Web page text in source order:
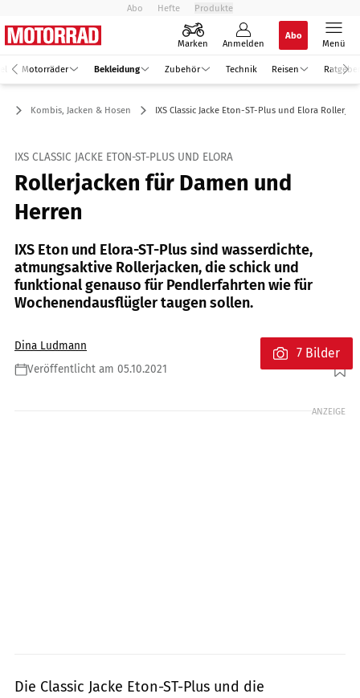
Abo Hefte Produkte
Marken Anmelden
Abo
Menü
Motorräder Bekleidung Zubehör Technik Reisen Ratgeber
Kombis, Jacken & Hosen IXS Classic Jacke Eton-ST-Plus und Elora
IXS CLASSIC JACKE ETON-ST-PLUS UND ELORA
Rollerjacken für Damen und
Herren
IXS Eton und Elora-ST-Plus sind wasserdichte,
atmungsaktive Rollerjacken, die schick und
funktional genauso für Pendlerfahrten wie für
Wochenendausflügler taugen sollen.
Dina Ludmann
Veröffentlicht am 05.10.2021
Foto: iXS
7 Bilder
ANZEIGE
Die Classic Jacke Eton-ST-Plus und die